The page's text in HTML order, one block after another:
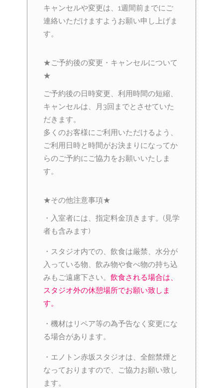
キャンセルや変更は、1週間前までにご
連絡いただけますようお願い申し上げま
す。
★ご予約後の変更・キャンセルについて
★
ご予約後の日時変更、利用時間の短縮、
キャンセルは、月3回までとさせていた
だきます。
多くのお客様にご利用いただけるよう、
ご利用日時と時間がお決まりになってか
らのご予約にご協力をお願いいたしま
す。
★その他注意事項★
・入室者には、指定料金頂きます。(見学
者も含みます)
・スタジオ内での、飲食は厳禁、水分が
入っている物、飲み物や食べ物の持ち込
みもご遠慮下さい。 飲食される場合は、
スタジオ外の休憩場所でお願い致しま
す。
・機材はリペア等の為予告なく変更にな
る場合があります。
・エノトン赤坂スタジオは、全館禁煙と
なっておりますので、ご協力お願い致し
ます。